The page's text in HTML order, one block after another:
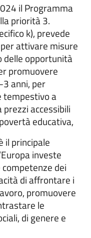
il Programma
priorità 3.
k), prevede
attivare misure
delle opportunità
promuovere
anni, per
tempestivo a
accessibili
educativa,
il principale
investe
dei
di affrontare i
promuovere
le
di genere e